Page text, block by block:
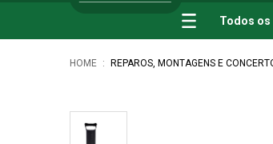
Todos
REPAROS, MONTAGENS E